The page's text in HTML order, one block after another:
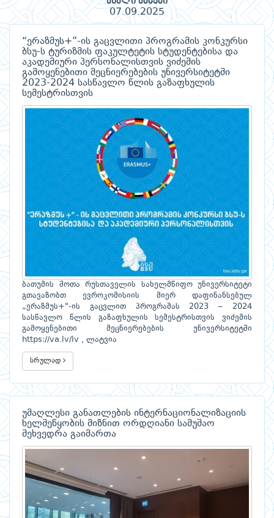
07.09.2025
“ერაზმუს+”-ის გაცვლითი პროგრამის კონკურსი
ბსუ-ს ტურიზმის ფაკულტეტის სტუდენტებისა და
აკადემიური პერსონალისთვის ვიძემის
გამოყენებითი მეცნიერებების უნივერსიტეტში
2023-2024 სასწავლო წლის გაზაფხულის
სემესტრისთვის
ბათუმის შოთა რუსთაველის სახელმწიფო უნივერსიტეტი
გთავაზობთ ევროკომისიის მიერ დაფინანსებულ
„ერაზმუს+"-ის გაცვლით პროგრამას 2023 – 2024
სასწავლო წლის გაზაფხულის სემესტრისთვის ვიძემის
გამოყენებითი მეცნიერებების უნივერსიტეტში
https://va.lv/lv , ლატვია
სრულად
უმაღლესი განათლების ინტერნაციონალიზაციის
ხელშეწყობის მიზნით ორდღიანი სამუშაო
შეხვედრა გაიმართა